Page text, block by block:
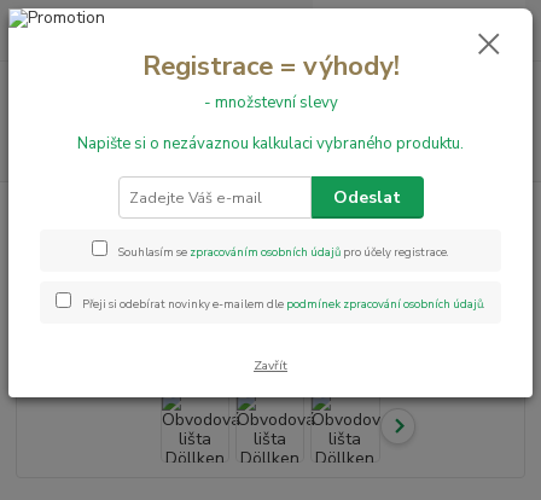
Hledat
+420 731 199 591 0,00 Kč
Obvodové lišty Obvodová lišta Döllken Q SLK 60 - 3039
Obvodová lišta Döllken Q SLK 60
- 3039
Registrace = výhody!
- množstevní slevy
Napište si o nezávaznou kalkulaci vybraného produktu.
Odeslat
Souhlasím se zpracováním osobních údajů pro účely registrace.
Přeji si odebírat novinky e-mailem dle podmínek zpracování osobních údajů.
Zavřít